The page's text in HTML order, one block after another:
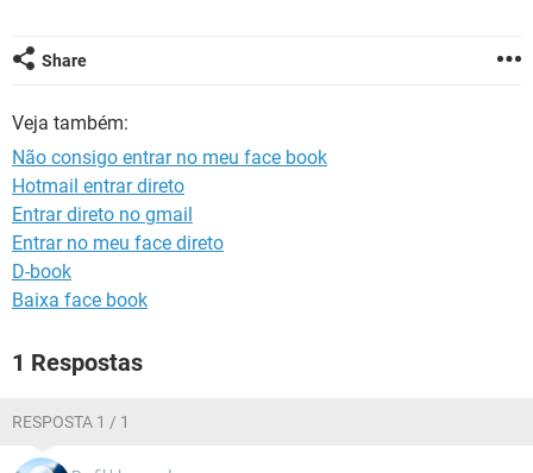
Share
Veja também:
Não consigo entrar no meu face book
Hotmail entrar direto
Entrar direto no gmail
Entrar no meu face direto
D-book
Baixa face book
1 Respostas
RESPOSTA 1 / 1